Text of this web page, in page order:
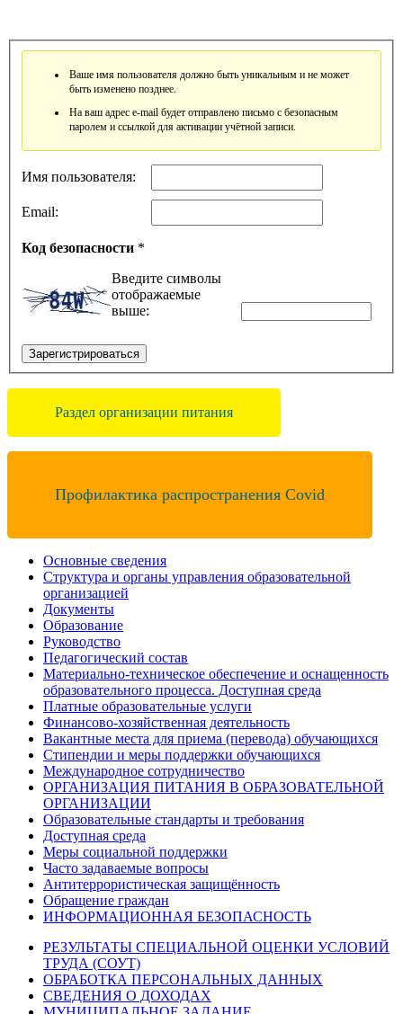
Ваше имя пользователя должно быть уникальным и не может
быть изменено позднее.
На ваш адрес e-mail будет отправлено письмо с безопасным
паролем и ссылкой для активации учётной записи.
Имя пользователя:
Email:
Код безопасности *
Введите символы
отображаемые
выше:
Зарегистрироваться
Раздел организации питания
Профилактика распространения Covid
Основные сведения
Структура и органы управления образовательной
организацией
Документы
Образование
Руководство
Педагогический состав
Материально-техническое обеспечение и оснащенность
образовательного процесса. Доступная среда
Платные образовательные услуги
Финансово-хозяйственная деятельность
Вакантные места для приема (перевода) обучающихся
Стипендии и меры поддержки обучающихся
Международное сотрудничество
ОРГАНИЗАЦИЯ ПИТАНИЯ В ОБРАЗОВАТЕЛЬНОЙ
ОРГАНИЗАЦИИ
Образовательные стандарты и требования
Доступная среда
Меры социальной поддержки
Часто задаваемые вопросы
Антитеррористическая защищённость
Обращение граждан
ИНФОРМАЦИОННАЯ БЕЗОПАСНОСТЬ
РЕЗУЛЬТАТЫ СПЕЦИАЛЬНОЙ ОЦЕНКИ УСЛОВИЙ
ТРУДА (СОУТ)
ОБРАБОТКА ПЕРСОНАЛЬНЫХ ДАННЫХ
СВЕДЕНИЯ О ДОХОДАХ